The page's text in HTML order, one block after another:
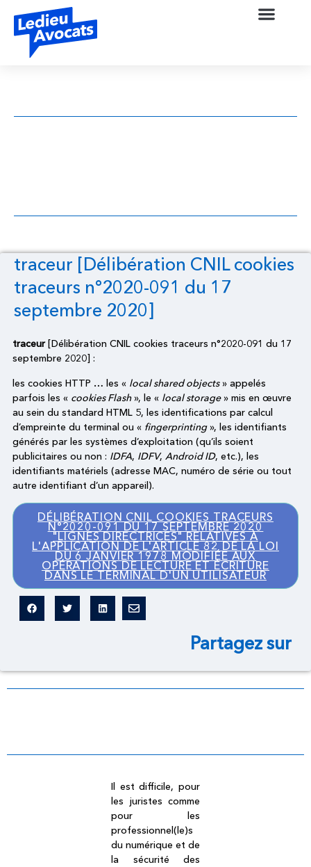
traceur [Délibération CNIL cookies
traceurs n°2020-091 du 17
septembre 2020]
traceur [Délibération CNIL cookies traceurs n°2020-091 du 17
septembre 2020] :
les cookies HTTP … les « local shared objects» appelés
parfois les « cookies Flash», le « local storage» mis en œuvre
au sein du standard HTML 5, les identifications par calcul
d’empreinte du terminal ou « fingerprinting», les identifiants
générés par les systèmes d’exploitation (qu’ils soient
publicitaires ou non : IDFA, IDFV, Android ID, etc.), les
identifiants matériels (adresse MAC, numéro de série ou tout
autre identifiant d’un appareil).
DÉLIBÉRATION CNIL COOKIES TRACEURS
N°2020-091 DU 17 SEPTEMBRE 2020
"LIGNES DIRECTRICES" RELATIVES À
L'APPLICATION DE L'ARTICLE 82 DE LA LOI
DU 6 JANVIER 1978 MODIFIÉE AUX
OPÉRATIONS DE LECTURE ET ÉCRITURE
DANS LE TERMINAL D'UN UTILISATEUR
Partagez sur
Il est difficile, pour
les juristes comme
pour les
professionnel(le)s
du numérique et de
la sécurité des